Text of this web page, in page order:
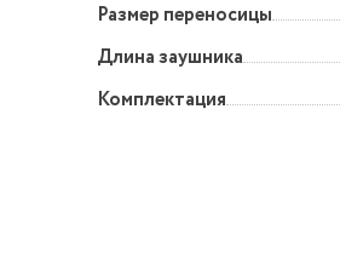
Размер переносицы
Длина заушника
Комплектация